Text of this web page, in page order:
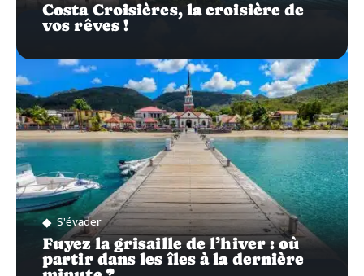
Costa Croisières, la croisière de
vos rêves !
S'évader
Fuyez la grisaille de l’hiver : où
partir dans les îles à la dernière